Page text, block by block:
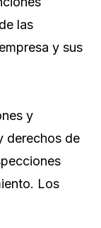
las
y sus
y
derechos de
Los